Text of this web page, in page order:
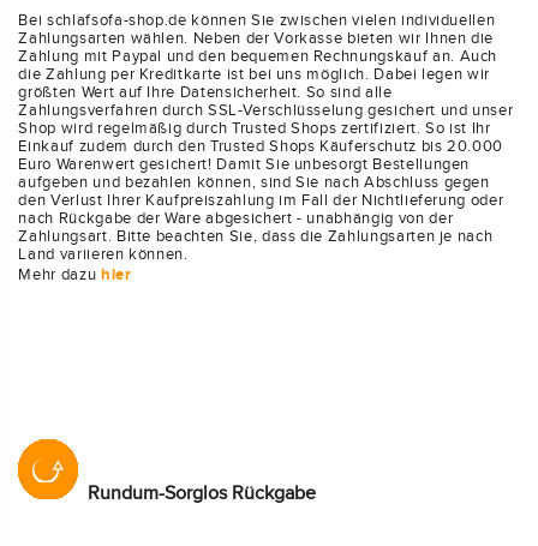
Bei schlafsofa-shop.de können Sie zwischen vielen individuellen
Zahlungsarten wählen. Neben der Vorkasse bieten wir Ihnen die
Zahlung mit Paypal und den bequemen Rechnungskauf an. Auch
die Zahlung per Kreditkarte ist bei uns möglich. Dabei legen wir
größten Wert auf Ihre Datensicherheit. So sind alle
Zahlungsverfahren durch SSL-Verschlüsselung gesichert und unser
Shop wird regelmäßig durch Trusted Shops zertifiziert. So ist Ihr
Einkauf zudem durch den Trusted Shops Käuferschutz bis 20.000
Euro Warenwert gesichert! Damit Sie unbesorgt Bestellungen
aufgeben und bezahlen können, sind Sie nach Abschluss gegen
den Verlust Ihrer Kaufpreiszahlung im Fall der Nichtlieferung oder
nach Rückgabe der Ware abgesichert - unabhängig von der
Zahlungsart. Bitte beachten Sie, dass die Zahlungsarten je nach
Land variieren können.
Mehr dazu hier
Rundum-Sorglos Rückgabe